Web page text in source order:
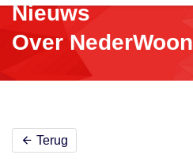
Nieuws
Over NederWoon
Terug